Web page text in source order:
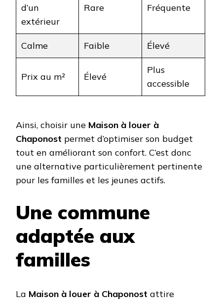
d’un
extérieur
Rare Fréquente
Calme Faible Élevé
Prix au m² Élevé
Plus
accessible
Ainsi, choisir une Maison à louer à
Chaponost permet d’optimiser son budget
tout en améliorant son confort. C’est donc
une alternative particulièrement pertinente
pour les familles et les jeunes actifs.
Une commune
adaptée aux
familles
La Maison à louer à Chaponost attire